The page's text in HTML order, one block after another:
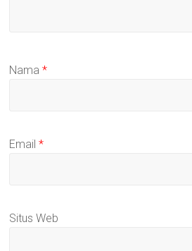
Nama*
Email*
Situs Web